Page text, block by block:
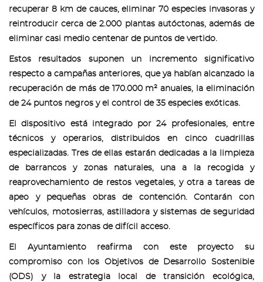
recuperar 8 km de cauces, eliminar 70 especies invasoras y
reintroducir cerca de 2.000 plantas autóctonas, además de
eliminar casi medio centenar de puntos de vertido.
Estos resultados suponen un incremento significativo
respecto a campañas anteriores, que ya habían alcanzado la
recuperación de más de 170.000 m² anuales, la eliminación
de 24 puntos negros y el control de 35 especies exóticas.
El dispositivo está integrado por 24 profesionales, entre
técnicos y operarios, distribuidos en cinco cuadrillas
especializadas. Tres de ellas estarán dedicadas a la limpieza
de barrancos y zonas naturales, una a la recogida y
reaprovechamiento de restos vegetales, y otra a tareas de
apeo y pequeñas obras de contención. Contarán con
vehículos, motosierras, astilladora y sistemas de seguridad
específicos para zonas de difícil acceso.
El Ayuntamiento reafirma con este proyecto su
compromiso con los Objetivos de Desarrollo Sostenible
(ODS) y la estrategia local de transición ecológica,